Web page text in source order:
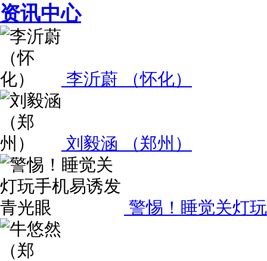
资讯中心
李沂蔚 （怀化）
刘毅涵 （郑州）
警惕！睡觉关灯